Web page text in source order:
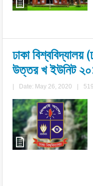
ঢাকা বিশ্ববিদ্যালয়
উত্তর খ ইউনিট
Date: May 26, 2020